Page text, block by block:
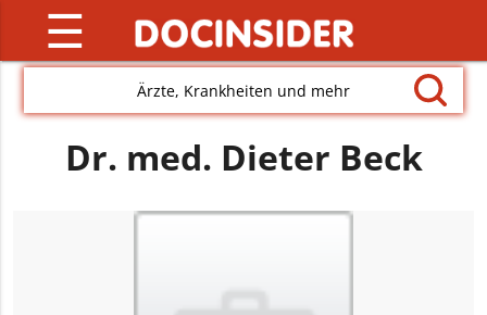
☰
Ärzte, Krankheiten und mehr
Dr. med. Dieter Beck